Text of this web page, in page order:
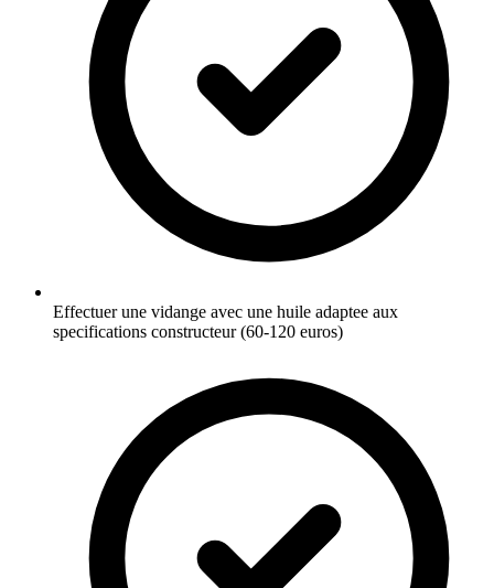
Effectuer une vidange avec une huile adaptee aux
specifications constructeur (60-120 euros)